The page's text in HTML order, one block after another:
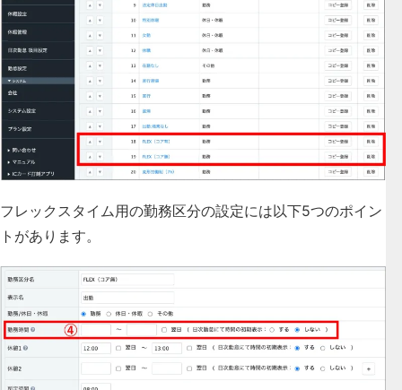
フレックスタイム用の勤務区分の設定には以下5つのポイン
トがあります。